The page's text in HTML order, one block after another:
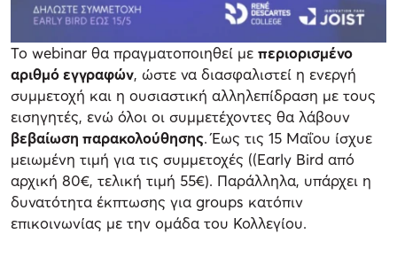
Το webinar θα πραγματοποιηθεί με περιορισμένο
αριθμό εγγραφών, ώστε να διασφαλιστεί η ενεργή
συμμετοχή και η ουσιαστική αλληλεπίδραση με τους
εισηγητές, ενώ όλοι οι συμμετέχοντες θα λάβουν
βεβαίωση παρακολούθησης. Έως τις 15 Μαΐου ίσχυε
μειωμένη τιμή για τις συμμετοχές ((Early Bird από
αρχική 80€, τελική τιμή 55€). Παράλληλα, υπάρχει η
δυνατότητα έκπτωσης για groups κατόπιν
επικοινωνίας με την ομάδα του Κολλεγίου.